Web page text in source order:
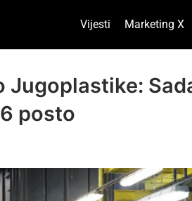
Vijesti Marketing X
Jugoplastike:
posto